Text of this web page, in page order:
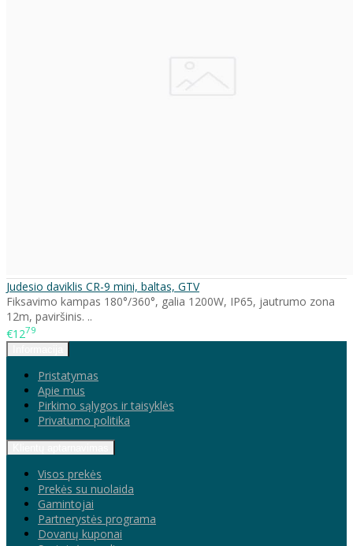
Judesio daviklis CR-9 mini, baltas, GTV
Fiksavimo kampas 180°/360°, galia 1200W, IP65, jautrumo zona
12m, paviršinis. ..
€1279
Pristatymas
Apie mus
Pirkimo sąlygos ir taisyklės
Privatumo politika
Visos prekės
Prekės su nuolaida
Gamintojai
Partnerystės programa
Dovanų kuponai